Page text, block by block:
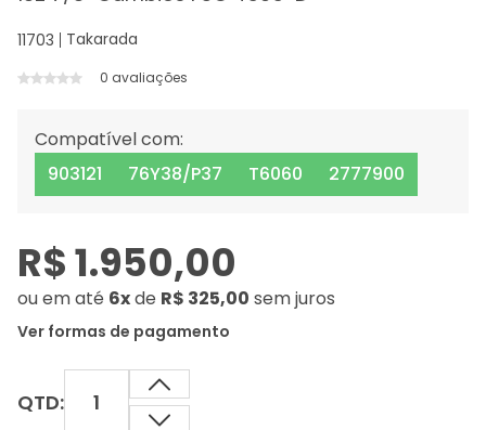
11703 Takarada
0 avaliações
R$ 1.950,00
ouem até 6xde R$ 325,00 sem juros
Ver formas de pagamento
Compatível com:
903121
76Y38/P37 T6060 2777900
QTD: